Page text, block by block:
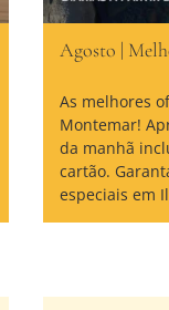
Agosto |
As melhores
Montemar!
da manhã
cartão.
especiais em